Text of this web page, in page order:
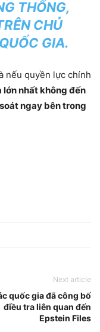
THỐNG,
CHỦ
GIA.
nếu quyền lực chính
lớn nhất không đến
ngay bên trong
Next article
quốc gia đã công bố
điều tra liên quan đến
Epstein Files